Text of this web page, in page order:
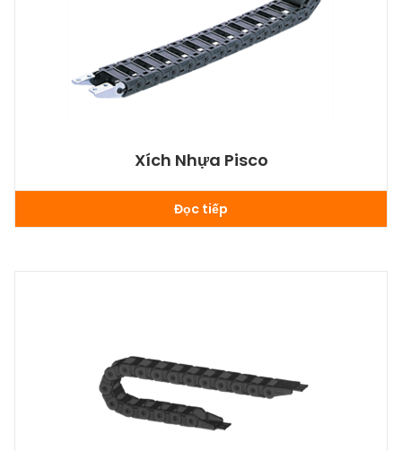
Xích Nhựa Pisco
Đọc tiếp